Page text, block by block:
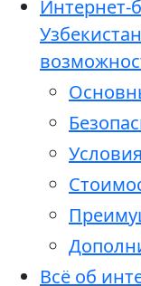
Интернет-
Всё об